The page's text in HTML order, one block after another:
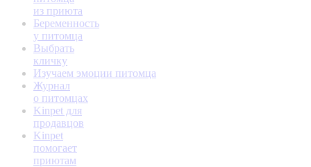
из приюта
Беременность
у питомца
Выбрать
кличку
Изучаем эмоции питомца
Журнал
о питомцах
Kinpet для
продавцов
Kinpet
помогает
приютам